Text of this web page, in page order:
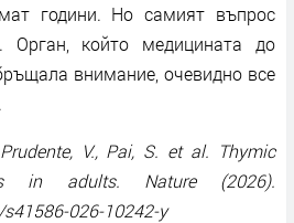
години. Но самият въпрос
Орган, който медицината до
внимание, очевидно все
V., Pai, S. et al. Thymic
in adults. Nature (2026).
026-10242-y